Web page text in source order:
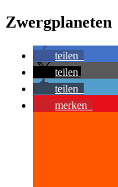
Zwergplaneten
teilen
teilen
teilen
merken